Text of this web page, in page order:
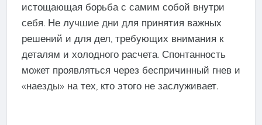
истощающая борьба с самим собой внутри
себя. Не лучшие дни для принятия важных
решений и для дел, требующих внимания к
деталям и холодного расчета. Спонтанность
может проявляться через беспричинный гнев и
«наезды» на тех, кто этого не заслуживает.